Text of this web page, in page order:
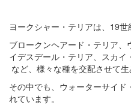
ヨークシャー・テリアは、19世
ブロークンヘアード・テリア
イデスデール・テリア、スカイ
など、様々な種を交配させて生
その中でも、ウォーターサイ
れています。